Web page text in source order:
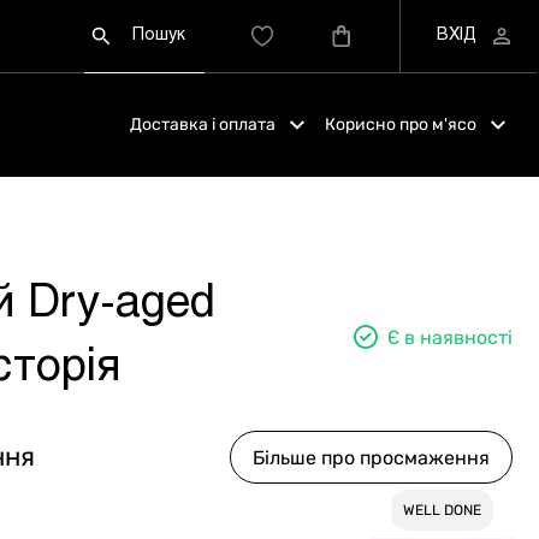
Доставка і оплата Корисно про м'ясо
Dry-aged
Є в наявності
Більше про просмаження
WELL DONE